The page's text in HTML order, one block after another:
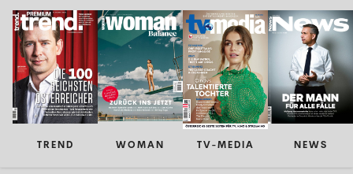
TREND WOMAN TV-MEDIA NEWS